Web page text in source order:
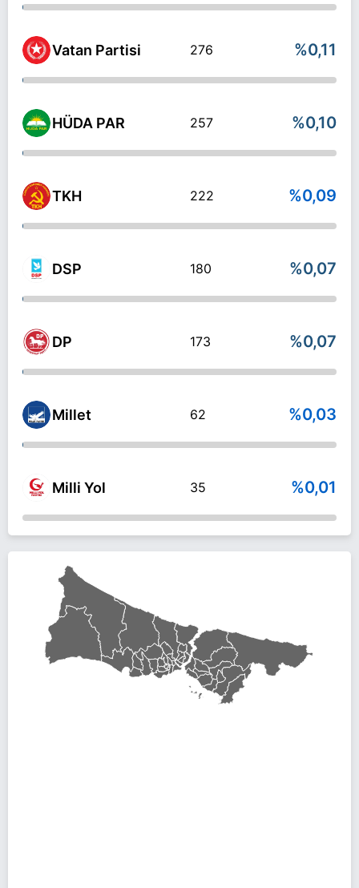
Vatan Partisi 276 %0,11
HÜDA PAR 257 %0,10
TKH 222 %0,09
DSP 180 %0,07
DP 173 %0,07
Millet 62 %0,03
Milli Yol 35 %0,01